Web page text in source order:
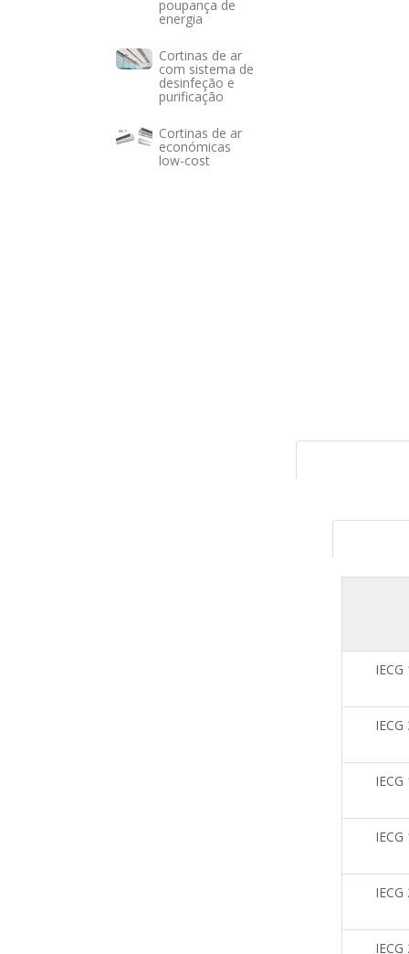
poupança de
energia
Cortinas de ar
com sistema de
desinfeção e
purificação
Cortinas de ar
económicas
low-cost